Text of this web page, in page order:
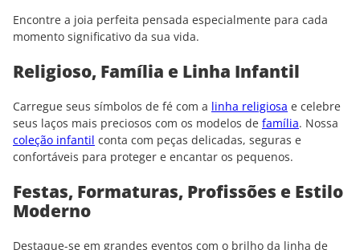
Encontre a joia perfeita pensada especialmente para cada
momento significativo da sua vida.
Religioso, Família e Linha Infantil
Carregue seus símbolos de fé com a linha religiosa e celebre
seus laços mais preciosos com os modelos de família. Nossa
coleção infantil conta com peças delicadas, seguras e
confortáveis para proteger e encantar os pequenos.
Festas, Formaturas, Profissões e Estilo
Moderno
Destaque-se em grandes eventos com o brilho da linha de